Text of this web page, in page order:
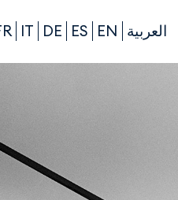
IT DE ES EN العربية